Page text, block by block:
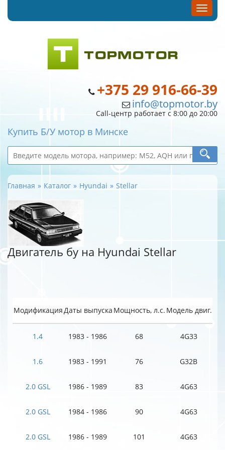
+375 29 916-66-39
info@topmotor.by
Call-центр работает с 8:00 до 20:00
Купить Б/У мотор в Минске
Главная Каталог Hyundai Stellar
Двигатель бу на Hyundai Stellar
МодификацияДаты выпуска Мощность, л.с. Модель двиг.
1.4 1983 - 1986 68 4G33
1.6 1983 - 1991 76 G32B
2.0 GSL 1986 - 1989 83 4G63
2.0 GSL 1984 - 1986 90 4G63
2.0 GSL 1986 - 1989 101 4G63